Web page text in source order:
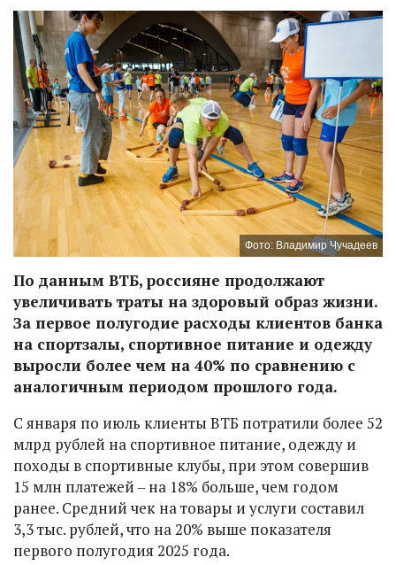
Фото: Владимир Чучадеев
По данным ВТБ, россияне продолжают
увеличивать траты на здоровый образ жизни.
За первое полугодие расходы клиентов банка
на спортзалы, спортивное питание и одежду
выросли более чем на 40% по сравнению с
аналогичным периодом прошлого года.
С января по июль клиенты ВТБ потратили более 52
млрд рублей на спортивное питание, одежду и
походы в спортивные клубы, при этом совершив
15 млн платежей – на 18% больше, чем годом
ранее. Средний чек на товары и услуги составил
3,3 тыс. рублей, что на 20% выше показателя
первого полугодия 2025 года.